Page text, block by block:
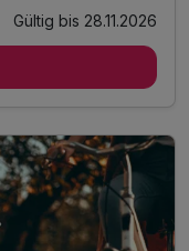
Gültig bis 28.11.2026